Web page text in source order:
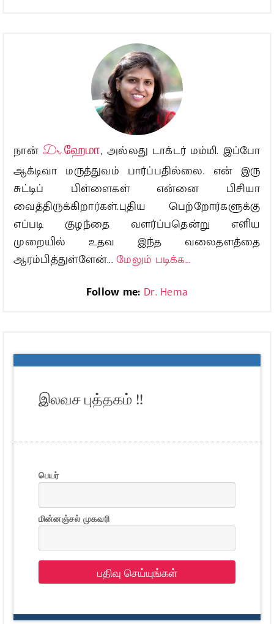
நான்Dr.ஹேமா, அல்லது டாக்டர் மம்மி. இப்போ
ஆக்டிவா மருத்துவம் பார்ப்பதில்லை. என் இரு
சுட்டிப் பிள்ளைகள் என்னை பிசியா
வைத்திருக்கிறார்கள்.புதிய பெற்றோர்களுக்கு
எப்படி குழந்தை வளர்ப்பதென்று எளிய
முறையில் உதவ இந்த வலைதளத்தை
ஆரம்பித்துள்ளேன்...மேலும் படிக்க...
Follow me: Dr. Hema
இலவச புத்தகம் !!
பெயர்
மின்னஞ்சல் முகவரி
பதிவு செய்யுங்கள்